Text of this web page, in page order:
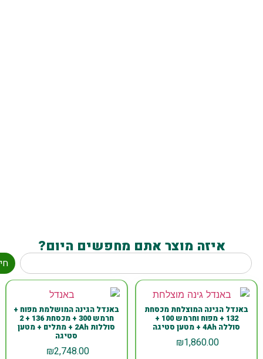
איזה מוצר אתם מחפשים היום?
באנדל הגינה המוצלחת מכסחת
132 + מפוח וחרמש 100 +
סוללה 4Ah + מטען סטיגה
₪1,860.00
באנדל הגינה המושלמת מפוח +
חרמש 300 + מכסחת 136 + 2
סוללות 2Ah + מתלים + מטען
סטיגה
₪2,748.00